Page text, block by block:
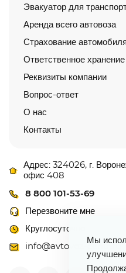
Эвакуатор для
Аренда всего автовоза
Страхование автомобиля
Ответственное хранение
Реквизиты компании
Вопрос-ответ
О нас
Контакты
Адрес: 324026, г.
офис 408
8 800 101-53-69
Перезвоните мне
Круглосуточно
info@avtovoz-centr.ru
Мы